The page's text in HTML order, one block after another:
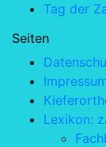
Tag der
Seiten
Lexikon: